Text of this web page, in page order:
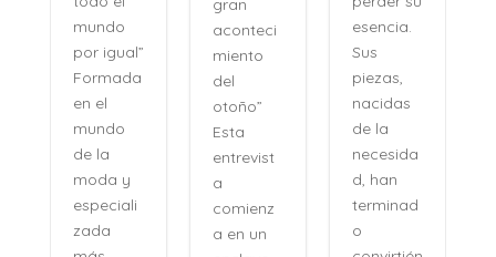
mundo
por igual”
Formada
en el
mundo
de la
moda y
especiali
zada
gran
aconteci
miento
del
otoño”
Esta
entrevist
a
comienz
a en un
esencia.
Sus
piezas,
nacidas
de la
necesida
d, han
terminad
o